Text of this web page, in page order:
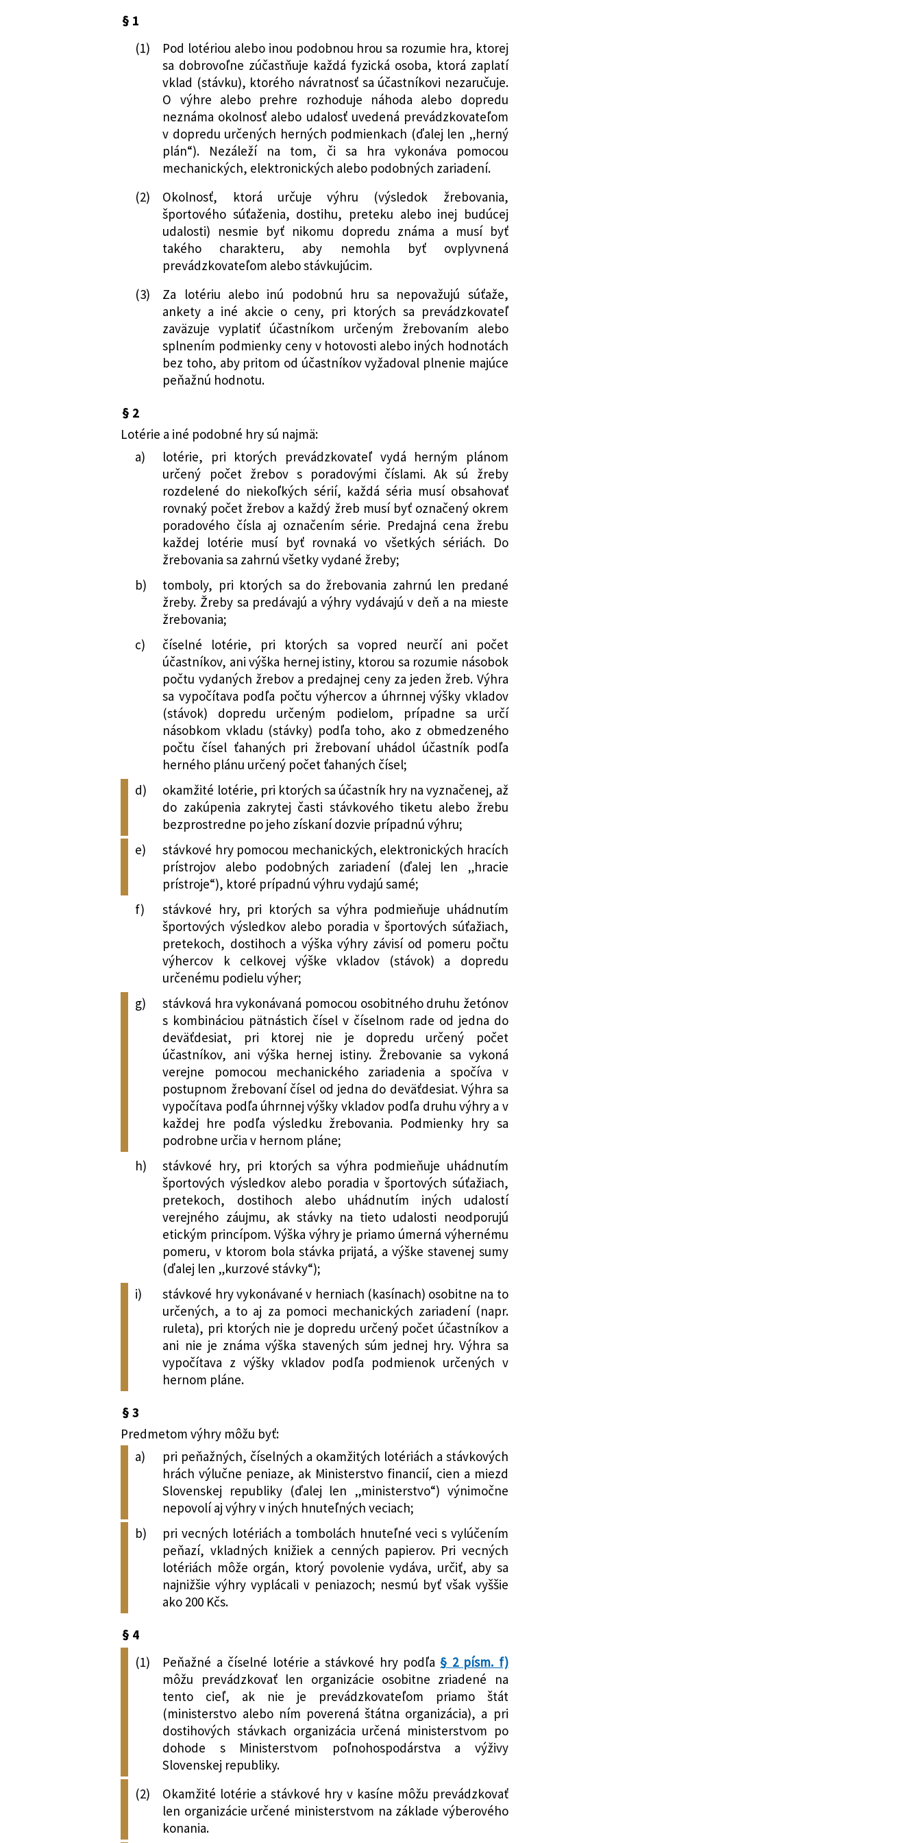
Nachádza sa v čiastke:
mení a dopĺňa zákon Slovenskej národnej rady č.
194/1990 Zb. o lotériách a iných podobných hrách v
znení neskorších predpisov a zákon Národnej rady
Slovenskej republiky č. 145/1995 Z. z. o správnych
poplatkoch
386/1996 Z. z.
Zákon Národnej rady Slovenskej republiky o štátnom
rozpočte na rok 1997 a o zmene a doplnení niektorých
zákonov
55/1999 Z. z.
Zákon, ktorým sa mení a dopĺňa zákon Slovenskej
národnej rady č. 194/1990 Zb. o lotériách a iných
podobných hrách v znení neskorších predpisov
332/2000 Z. z.
Zákon, ktorým sa mení a dopĺňa zákon Slovenskej
národnej rady č. 194/1990 Zb. o lotériách a iných
podobných hrách v znení neskorších predpisov
218/2001 Z. z.
Zákon, ktorým sa mení zákon Slovenskej národnej
rady č. 194/1990 Zb. o lotériách a iných podobných
hrách v znení neskorších predpisov
553/2001 Z. z.
Zákon o zrušení niektorých štátnych fondov, o
niektorých opatreniach súvisiacich s ich zrušením a o
182/2002 Z. z.
o daňových orgánoch a ktorým sa mení a dopĺňa zákon
č. 440/2000 Z. z. o správach finančnej kontroly a ktorým
sa menia a dopĺňajú niektoré ďalšie zákony
433/2002 Z. z.
Zákon, ktorým sa mení a dopĺňa zákon Slovenskej
národnej rady č. 194/1990 Zb. o lotériách a iných
podobných hrách v znení neskorších predpisov
§ 1
(1)
Pod lotériou alebo inou podobnou hrou sa rozumie hra, ktorej
sa dobrovoľne zúčastňuje každá fyzická osoba, ktorá zaplatí
vklad (stávku), ktorého návratnosť sa účastníkovi nezaručuje.
O výhre alebo prehre rozhoduje náhoda alebo dopredu
neznáma okolnosť alebo udalosť uvedená prevádzkovateľom
v dopredu určených herných podmienkach (ďalej len „herný
plán“). Nezáleží na tom, či sa hra vykonáva pomocou
mechanických, elektronických alebo podobných zariadení.
(2)
Okolnosť, ktorá určuje výhru (výsledok žrebovania,
športového súťaženia, dostihu, preteku alebo inej budúcej
udalosti) nesmie byť nikomu dopredu známa a musí byť
takého charakteru, aby nemohla byť ovplyvnená
prevádzkovateľom alebo stávkujúcim.
(3)
Za lotériu alebo inú podobnú hru sa nepovažujú súťaže,
ankety a iné akcie o ceny, pri ktorých sa prevádzkovateľ
zaväzuje vyplatiť účastníkom určeným žrebovaním alebo
splnením podmienky ceny v hotovosti alebo iných hodnotách
bez toho, aby pritom od účastníkov vyžadoval plnenie majúce
peňažnú hodnotu.
§ 2
Lotérie a iné podobné hry sú najmä:
a)
lotérie, pri ktorých prevádzkovateľ vydá herným plánom
určený počet žrebov s poradovými číslami. Ak sú žreby
rozdelené do niekoľkých sérií, každá séria musí obsahovať
rovnaký počet žrebov a každý žreb musí byť označený okrem
poradového čísla aj označením série. Predajná cena žrebu
každej lotérie musí byť rovnaká vo všetkých sériách. Do
žrebovania sa zahrnú všetky vydané žreby;
b)
tomboly, pri ktorých sa do žrebovania zahrnú len predané
žreby. Žreby sa predávajú a výhry vydávajú v deň a na mieste
žrebovania;
c)
číselné lotérie, pri ktorých sa vopred neurčí ani počet
účastníkov, ani výška hernej istiny, ktorou sa rozumie násobok
počtu vydaných žrebov a predajnej ceny za jeden žreb. Výhra
sa vypočítava podľa počtu výhercov a úhrnnej výšky vkladov
(stávok) dopredu určeným podielom, prípadne sa určí
násobkom vkladu (stávky) podľa toho, ako z obmedzeného
počtu čísel ťahaných pri žrebovaní uhádol účastník podľa
herného plánu určený počet ťahaných čísel;
d)
okamžité lotérie, pri ktorých sa účastník hry na vyznačenej, až
do zakúpenia zakrytej časti stávkového tiketu alebo žrebu
bezprostredne po jeho získaní dozvie prípadnú výhru;
e)
stávkové hry pomocou mechanických, elektronických hracích
prístrojov alebo podobných zariadení (ďalej len „hracie
prístroje“), ktoré prípadnú výhru vydajú samé;
f)
stávkové hry, pri ktorých sa výhra podmieňuje uhádnutím
športových výsledkov alebo poradia v športových súťažiach,
pretekoch, dostihoch a výška výhry závisí od pomeru počtu
výhercov k celkovej výške vkladov (stávok) a dopredu
určenému podielu výher;
g)
stávková hra vykonávaná pomocou osobitného druhu žetónov
s kombináciou pätnástich čísel v číselnom rade od jedna do
deväťdesiat, pri ktorej nie je dopredu určený počet
účastníkov, ani výška hernej istiny. Žrebovanie sa vykoná
verejne pomocou mechanického zariadenia a spočíva v
postupnom žrebovaní čísel od jedna do deväťdesiat. Výhra sa
vypočítava podľa úhrnnej výšky vkladov podľa druhu výhry a v
každej hre podľa výsledku žrebovania. Podmienky hry sa
podrobne určia v hernom pláne;
h)
stávkové hry, pri ktorých sa výhra podmieňuje uhádnutím
športových výsledkov alebo poradia v športových súťažiach,
pretekoch, dostihoch alebo uhádnutím iných udalostí
verejného záujmu, ak stávky na tieto udalosti neodporujú
etickým princípom. Výška výhry je priamo úmerná výhernému
pomeru, v ktorom bola stávka prijatá, a výške stavenej sumy
(ďalej len „kurzové stávky“);
i)
stávkové hry vykonávané v herniach (kasínach) osobitne na to
určených, a to aj za pomoci mechanických zariadení (napr.
ruleta), pri ktorých nie je dopredu určený počet účastníkov a
ani nie je známa výška stavených súm jednej hry. Výhra sa
vypočítava z výšky vkladov podľa podmienok určených v
hernom pláne.
§ 3
Predmetom výhry môžu byť:
a)
pri peňažných, číselných a okamžitých lotériách a stávkových
hrách výlučne peniaze, ak Ministerstvo financií, cien a miezd
Slovenskej republiky (ďalej len „ministerstvo“) výnimočne
nepovolí aj výhry v iných hnuteľných veciach;
b)
pri vecných lotériách a tombolách hnuteľné veci s vylúčením
peňazí, vkladných knižiek a cenných papierov. Pri vecných
lotériách môže orgán, ktorý povolenie vydáva, určiť, aby sa
najnižšie výhry vyplácali v peniazoch; nesmú byť však vyššie
ako 200 Kčs.
§ 4
(1)
Peňažné a číselné lotérie a stávkové hry podľa § 2 písm. f)
môžu prevádzkovať len organizácie osobitne zriadené na
tento cieľ, ak nie je prevádzkovateľom priamo štát
(ministerstvo alebo ním poverená štátna organizácia), a pri
dostihových stávkach organizácia určená ministerstvom po
dohode s Ministerstvom poľnohospodárstva a výživy
Slovenskej republiky.
(2)
Okamžité lotérie a stávkové hry v kasíne môžu prevádzkovať
len organizácie určené ministerstvom na základe výberového
konania.